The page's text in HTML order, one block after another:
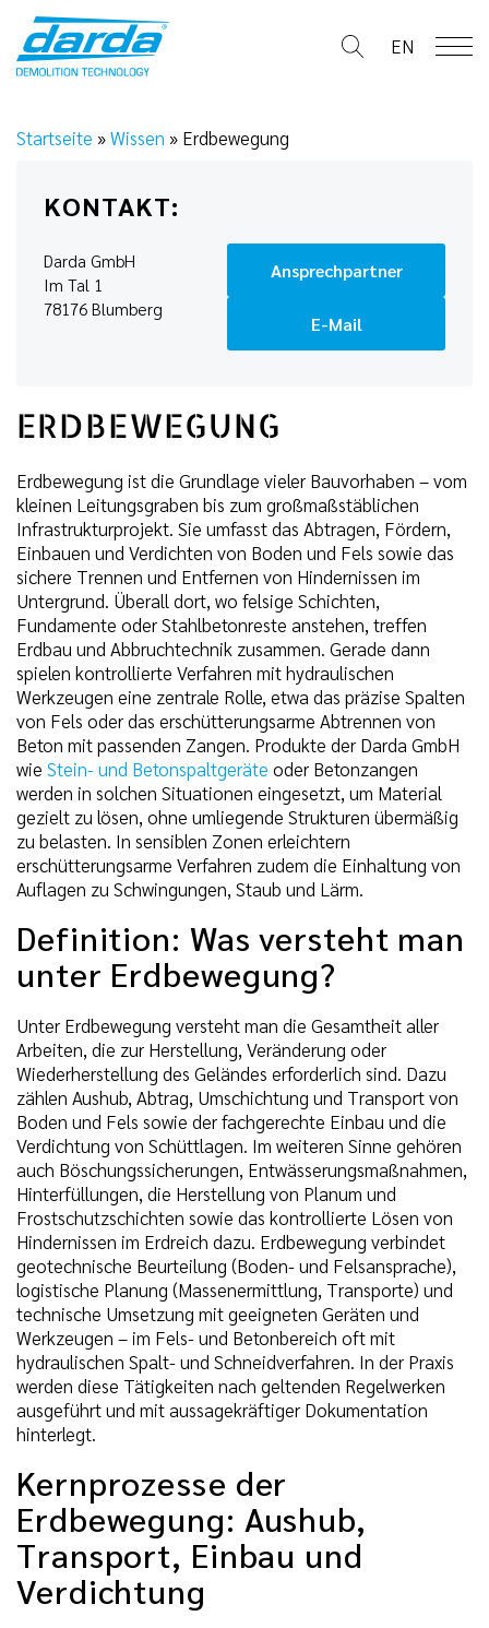
content
EN
Startseite »Wissen » Erdbewegung
KONTAKT:
Darda GmbH
Im Tal 1
78176 Blumberg
Ansprechpartner
E-Mail
ERDBEWEGUNG
Erdbewegung ist die Grundlage vieler Bauvorhaben – vom
kleinen Leitungsgraben bis zum großmaßstäblichen
Infrastrukturprojekt. Sie umfasst das Abtragen, Fördern,
Einbauen und Verdichten von Boden und Fels sowie das
sichere Trennen und Entfernen von Hindernissen im
Untergrund. Überall dort, wo felsige Schichten,
Fundamente oder Stahlbetonreste anstehen, treffen
Erdbau und Abbruchtechnik zusammen. Gerade dann
spielen kontrollierte Verfahren mit hydraulischen
Werkzeugen eine zentrale Rolle, etwa das präzise Spalten
von Fels oder das erschütterungsarme Abtrennen von
Beton mit passenden Zangen. Produkte der Darda GmbH
wie Stein- und Betonspaltgeräte oder Betonzangen
werden in solchen Situationen eingesetzt, um Material
gezielt zu lösen, ohne umliegende Strukturen übermäßig
zu belasten. In sensiblen Zonen erleichtern
erschütterungsarme Verfahren zudem die Einhaltung von
Auflagen zu Schwingungen, Staub und Lärm.
Definition: Was versteht man
unter Erdbewegung?
Unter Erdbewegung versteht man die Gesamtheit aller
Arbeiten, die zur Herstellung, Veränderung oder
Wiederherstellung des Geländes erforderlich sind. Dazu
zählen Aushub, Abtrag, Umschichtung und Transport von
Boden und Fels sowie der fachgerechte Einbau und die
Verdichtung von Schüttlagen. Im weiteren Sinne gehören
auch Böschungssicherungen, Entwässerungsmaßnahmen,
Hinterfüllungen, die Herstellung von Planum und
Frostschutzschichten sowie das kontrollierte Lösen von
Hindernissen im Erdreich dazu. Erdbewegung verbindet
geotechnische Beurteilung (Boden- und Felsansprache),
logistische Planung (Massenermittlung, Transporte) und
technische Umsetzung mit geeigneten Geräten und
Werkzeugen – im Fels- und Betonbereich oft mit
hydraulischen Spalt- und Schneidverfahren. In der Praxis
werden diese Tätigkeiten nach geltenden Regelwerken
ausgeführt und mit aussagekräftiger Dokumentation
hinterlegt.
Kernprozesse der
Erdbewegung: Aushub,
Transport, Einbau und
Verdichtung